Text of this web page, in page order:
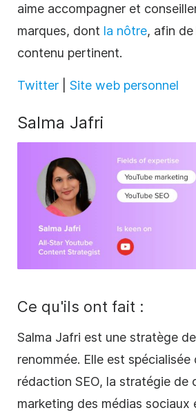
aime accompagner et
marques, dont la nôtre, afin
contenu pertinent.
Twitter Site web personnel
Salma Jafri
Ce qu'ils ont fait :
Salma Jafri est une stratège
renommée. Elle est spécialisée
rédaction SEO, la stratégie de
marketing des médias sociaux